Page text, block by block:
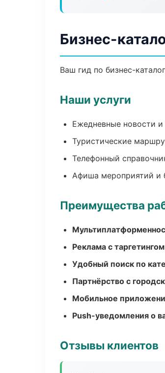
Бизнес-
Ваш гид по бизнес-
Наши услуги
Ежедневные новости
Туристические
Телефонный
Афиша мероприятий и
Преимущества
Реклама с
Удобный поиск по
Партнёрство с
Мобильное
Push-уведомления о
Отзывы клиентов